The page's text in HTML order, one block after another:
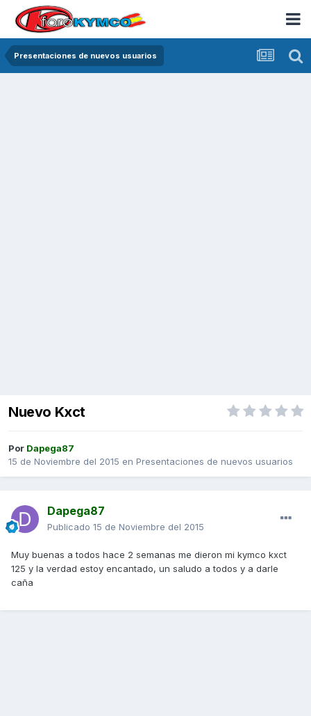
Presentaciones de nuevos usuarios
Nuevo Kxct
Por Dapega87
15 de Noviembre del 2015 en Presentaciones de nuevos usuarios
Dapega87
Publicado 15 de Noviembre del 2015
Muy buenas a todos hace 2 semanas me dieron mi kymco kxct
125 y la verdad estoy encantado, un saludo a todos y a darle
caña